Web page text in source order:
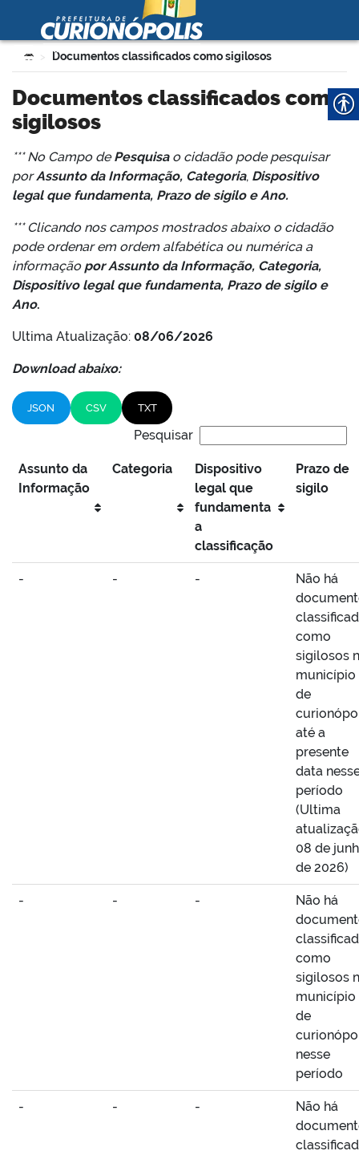
Ir para o conteúdo
Prefeitura Municipal de
Curionópolis
portal
portal
Você está aqui:
> Documentos classificados como sigilosos
Documentos classificados como
sigilosos
*** No Campo dePesquisa o cidadão pode pesquisar
porAssunto da Informação, Categoria, Dispositivo
legal que fundamenta, Prazo de sigilo e Ano.
*** Clicando nos campos mostrados abaixo o cidadão
pode ordenar em ordem alfabética ou numérica a
informação por Assunto da Informação, Categoria,
Dispositivo legal que fundamenta, Prazo de sigilo e
Ano.
Ultima Atualização: 08/06/2026
Download abaixo:
JSON CSV TXT
Pesquisar
Assunto da
Informação
Categoria
Dispositivo
legal que
fundamenta
a
classificação
Prazo de
sigilo
- - -
Não há
como
sigilosos
município
de
até a
presente
data
período
(Ultima
08 de
de 2026)
- - -
Não há
como
sigilosos
município
de
nesse
período
- - -
Não há